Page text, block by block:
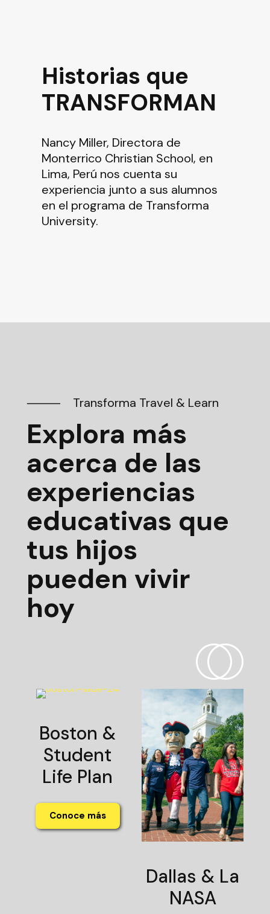
Historias que
TRANSFORMAN
Nancy Miller, Directora de
Monterrico Christian School, en
Lima, Perú nos cuenta su
experiencia junto a sus alumnos
en el programa de Transforma
University.
⸻ Transforma Travel & Learn
Explora más
acerca de las
experiencias
educativas que
tus hijos
pueden vivir
hoy
Boston &
Student
Life Plan
Conoce más
Dallas & La
NASA